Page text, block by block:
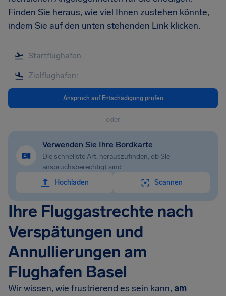
Finden Sie heraus, wie viel Ihnen zustehen könnte,
indem Sie auf den unten stehenden Link klicken.
Anspruch auf Entschädigung prüfen
oder
Verwenden Sie Ihre Bordkarte
Die schnellste Art, herauszufinden, ob Sie
anspruchsberechtigt sind
Hochladen
Scannen
Ihre Fluggastrechte nach
Verspätungen und
Annullierungen am
Flughafen Basel
Wir wissen, wie frustrierend es sein kann, am